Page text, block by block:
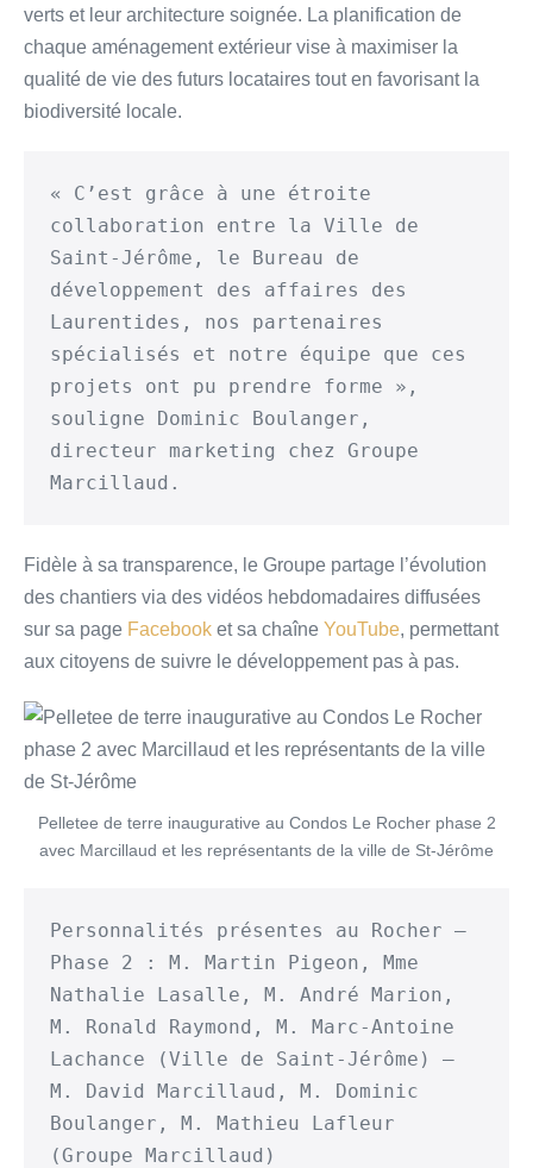
verts et leur architecture soignée. La planification de
chaque aménagement extérieur vise à maximiser la
qualité de vie des futurs locataires tout en favorisant la
biodiversité locale.
« C’est grâce à une étroite
collaboration entre la Ville de
Saint-Jérôme, le Bureau de
développement des affaires des
Laurentides, nos partenaires
spécialisés et notre équipe que ces
projets ont pu prendre forme »,
souligne Dominic Boulanger,
directeur marketing chez Groupe
Marcillaud.
Fidèle à sa transparence, le Groupe partage l’évolution
des chantiers via des vidéos hebdomadaires diffusées
sur sa page Facebook et sa chaîne YouTube, permettant
aux citoyens de suivre le développement pas à pas.
Pelletee de terre inaugurative au Condos Le Rocher phase 2
avec Marcillaud et les représentants de la ville de St-Jérôme
Personnalités présentes au Rocher –
Phase 2 : M. Martin Pigeon, Mme
Nathalie Lasalle, M. André Marion,
M. Ronald Raymond, M. Marc-Antoine
Lachance (Ville de Saint-Jérôme) –
M. David Marcillaud, M. Dominic
Boulanger, M. Mathieu Lafleur
(Groupe Marcillaud)